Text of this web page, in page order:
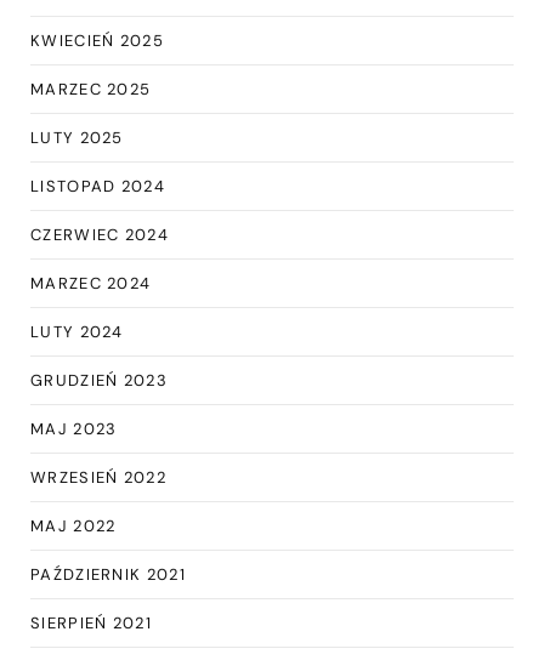
KWIECIEŃ 2025
MARZEC 2025
LUTY 2025
LISTOPAD 2024
CZERWIEC 2024
MARZEC 2024
LUTY 2024
GRUDZIEŃ 2023
MAJ 2023
WRZESIEŃ 2022
MAJ 2022
PAŹDZIERNIK 2021
SIERPIEŃ 2021